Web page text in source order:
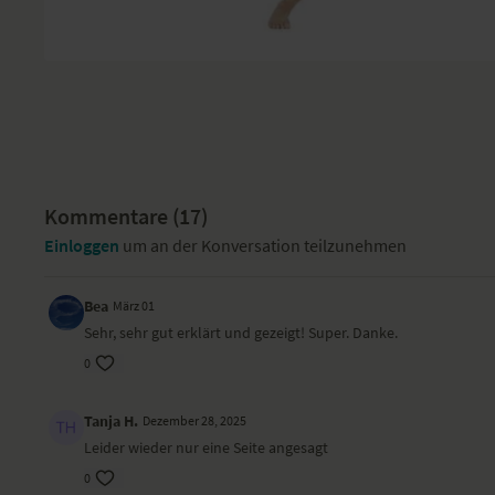
Kommentare (17)
Einloggen um an der Konversation teilzunehmen
Bea März 01
Sehr, sehr gut erklärt und gezeigt! Super. Danke.
0
Tanja H. Dezember 28, 2025
Leider wieder nur eine Seite angesagt
0